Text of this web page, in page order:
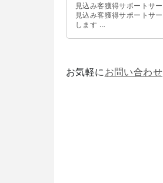
見込み客獲得サポートサ
見込み客獲得サポートサ
します …
お気軽に お問い合わせ